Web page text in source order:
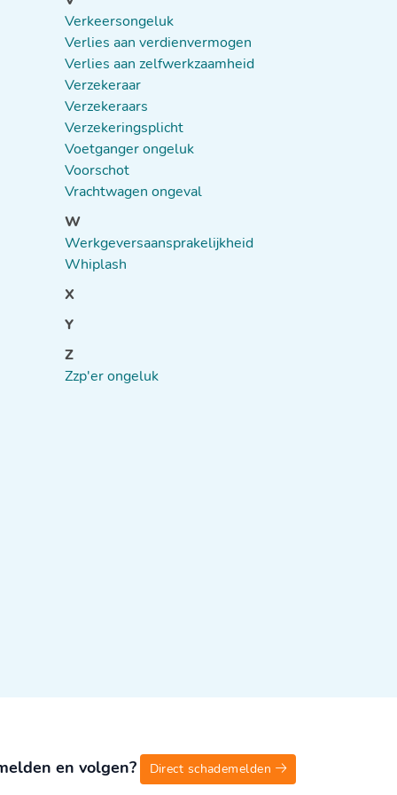
Verkeersongeluk
Verlies aan verdienvermogen
Verlies aan zelfwerkzaamheid
Verzekeraar
Verzekeraars
Verzekeringsplicht
Voetganger ongeluk
Voorschot
Vrachtwagen ongeval
W
Werkgeversaansprakelijkheid
Whiplash
X
Y
Z
Zzp'er ongeluk
en volgen? Direct schademelden